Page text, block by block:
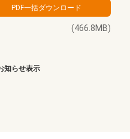
(466.8MB)
知らせ表示